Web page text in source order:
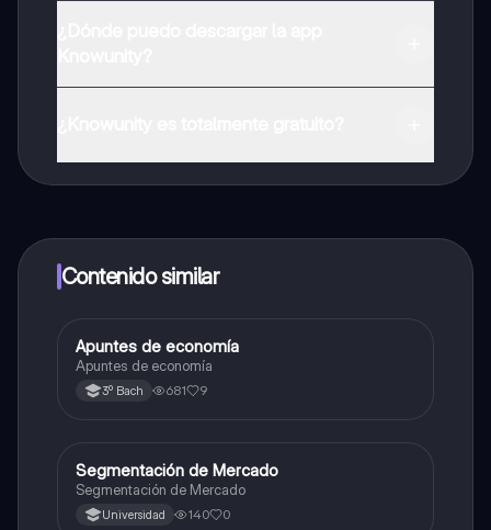
a determinadas funciones.
Contenido similar
Otros
Apuntes de economía
Apuntes de economía
3º Bach 681 9
Otros
Segmentación de Mercado
Segmentación de Mercado
Universidad 140 0